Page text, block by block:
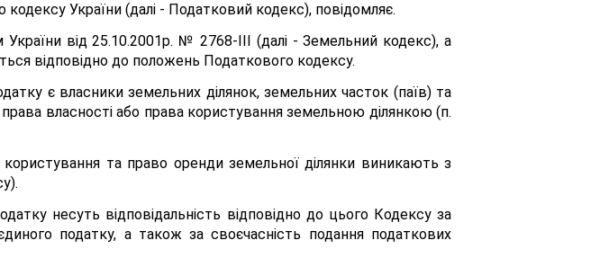
України (далі - Податковий кодекс), повідомляє.
від 25.10.2001р. № 2768-ІІІ (далі - Земельний кодекс), а
відповідно до положень Податкового кодексу.
є власники земельних ділянок, земельних часток (паїв) та
власності або права користування земельною ділянкою (п.
та право оренди земельної ділянки виникають з
несуть відповідальність відповідно до цього Кодексу за
податку, а також за своєчасність подання податкових